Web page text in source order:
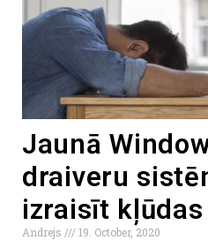
Jaunā
draiveru
izraisīt kļūdas
Andrejs
19. October, 2020